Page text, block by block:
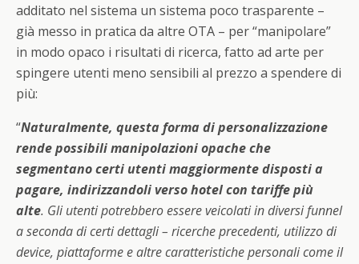
additato nel sistema un sistema poco trasparente –
già messo in pratica da altre OTA – per “manipolare”
in modo opaco i risultati di ricerca, fatto ad arte per
spingere utenti meno sensibili al prezzo a spendere di
più:
“Naturalmente, questa forma di personalizzazione
rende possibili manipolazioni opache che
segmentano certi utenti maggiormente disposti a
pagare, indirizzandoli verso hotel con tariffe più
alte. Gli utenti potrebbero essere veicolati in diversi funnel
a seconda di certi dettagli – ricerche precedenti, utilizzo di
device, piattaforme e altre caratteristiche personali come il